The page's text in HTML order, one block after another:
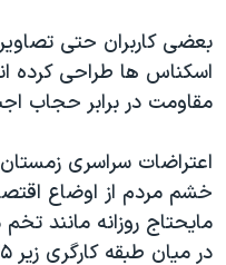
بعضی کاربران حتی
اسکناس ها طراحی کرده
مقاومت در برابر حجاب
اعتراضات سراسری زمستان
خشم مردم از اوضاع
مایحتاج روزانه مانند
در میان طبقه کارگری زیر ۲۵ سال ایران محبوبیت داشت.